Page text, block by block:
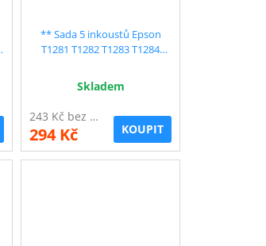
** Sada 5 inkoustů Epson
T1281 T1282 T1283 T1284
Skladem
243 Kč bez DPH
294 Kč KOUPIT